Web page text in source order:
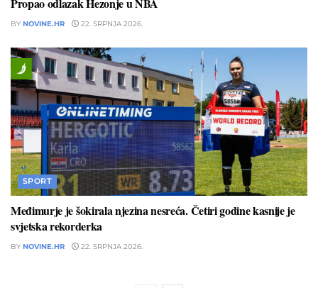
BY NOVINE.HR 22. SRPNJA 2026.
SPORT
Međimurje je šokirala njezina nesreća. Četiri godine kasnije je
svjetska rekorderka
BY NOVINE.HR 22. SRPNJA 2026.